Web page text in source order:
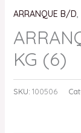
ARRANQUE B/D,
KG (6)
SKU: 100506